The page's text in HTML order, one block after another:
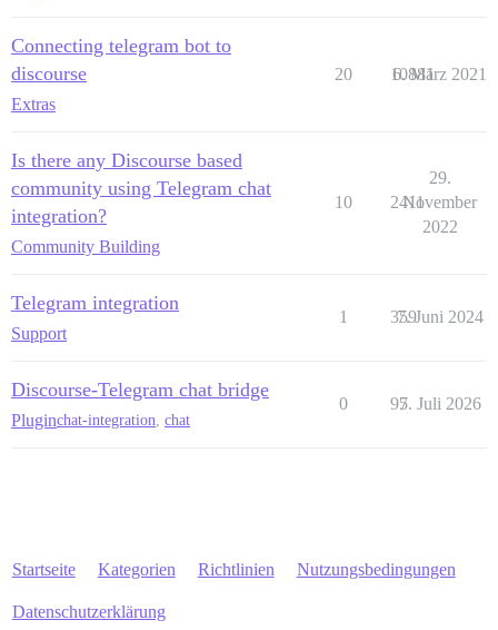
Connecting telegram bot to
discourse
Extras
20 10881
6. März 2021
Is there any Discourse based
community using Telegram chat
integration?
Community Building
10 2411
29.
November
2022
Telegram integration
Support
1 359
7. Juni 2024
Discourse-Telegram chat bridge
Pluginchat-integration, chat
0 957. Juli 2026
Startseite Kategorien Richtlinien Nutzungsbedingungen
Datenschutzerklärung